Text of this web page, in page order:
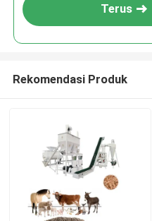
Terus
Rekomendasi Produk